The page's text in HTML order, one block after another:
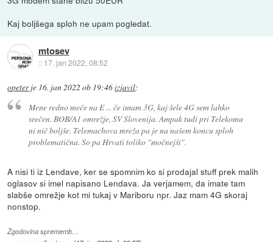
Kaj boljšega sploh ne upam pogledat.
mtosev
:: 17. jan 2022, 08:52
opeterje 16. jan 2022 ob 19:46izjavil:
Mene redno meče na E ... če imam 3G, kaj šele 4G sem lahko
srečen. BOB/A1 omrežje, SV Slovenija. Ampak tudi pri Telekomu
ni nič boljše. Telemachova mreža pa je na našem koncu sploh
problematična. So pa Hrvati toliko "močnejši".
A nisi ti iz Lendave, ker se spomnim ko si prodajal stuff prek malih
oglasov si imel napisano Lendava. Ja verjamem, da imate tam
slabše omrežje kot mi tukaj v Mariboru npr. Jaz mam 4G skoraj
nonstop.
Zgodovina sprememb…